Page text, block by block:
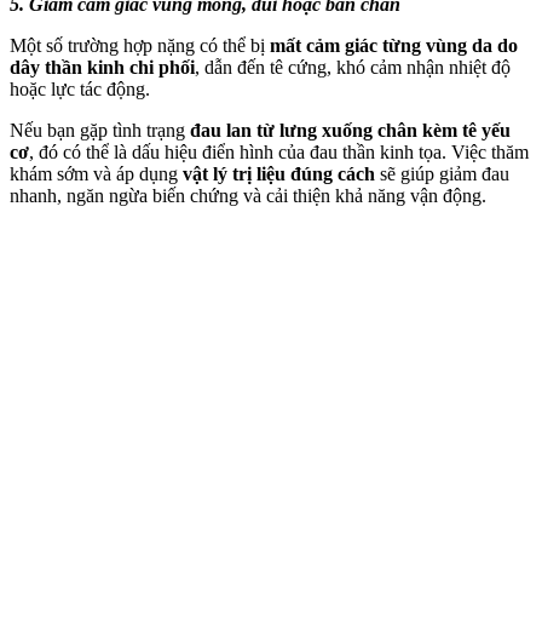
5. Giảm cảm giác vùng mông, đùi hoặc bàn chân
Một số trường hợp nặng có thể bị mất cảm giác từng vùng da do
dây thần kinh chi phối, dẫn đến tê cứng, khó cảm nhận nhiệt độ
hoặc lực tác động.
Nếu bạn gặp tình trạng đau lan từ lưng xuống chân kèm tê yếu
cơ, đó có thể là dấu hiệu điển hình của đau thần kinh tọa. Việc thăm
khám sớm và áp dụng vật lý trị liệu đúng cách sẽ giúp giảm đau
nhanh, ngăn ngừa biến chứng và cải thiện khả năng vận động.